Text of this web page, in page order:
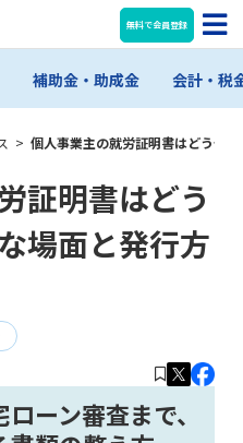
無料で会員登録
補助金・助成金 会計・税
> 個人事業主の就労証明書はどう作
証明書はどう
場面と発行方
ーン審査まで、